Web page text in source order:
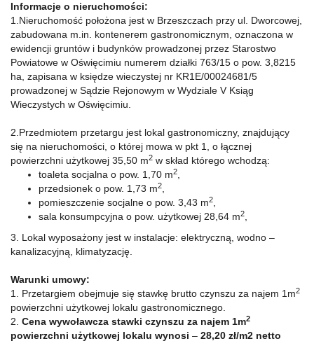
Informacje o nieruchomości:
1.Nieruchomość położona jest w Brzeszczach przy ul. Dworcowej,
zabudowana m.in. kontenerem gastronomicznym, oznaczona w
ewidencji gruntów i budynków prowadzonej przez Starostwo
Powiatowe w Oświęcimiu numerem działki 763/15 o pow. 3,8215
ha, zapisana w księdze wieczystej nr KR1E/00024681/5
prowadzonej w Sądzie Rejonowym w Wydziale V Ksiąg
Wieczystych w Oświęcimiu.
2.Przedmiotem przetargu jest lokal gastronomiczny, znajdujący
się na nieruchomości, o której mowa w pkt 1, o łącznej
powierzchni użytkowej 35,50 m2 w skład którego wchodzą:
toaleta socjalna o pow. 1,70 m2
przedsionek o pow. 1,73 m2
pomieszczenie socjalne o pow. 3,43 m2
sala konsumpcyjna o pow. użytkowej 28,64 m2
3. Lokal wyposażony jest w instalacje: elektryczną, wodno –
kanalizacyjną, klimatyzację.
Warunki umowy:
1. Przetargiem obejmuje się stawkę brutto czynszu za najem 1m2
powierzchni użytkowej lokalu gastronomicznego.
2. Cena wywoławcza stawki czynszu za najem 1m2
powierzchni użytkowej lokalu wynosi – 28,20 zł/m2 netto